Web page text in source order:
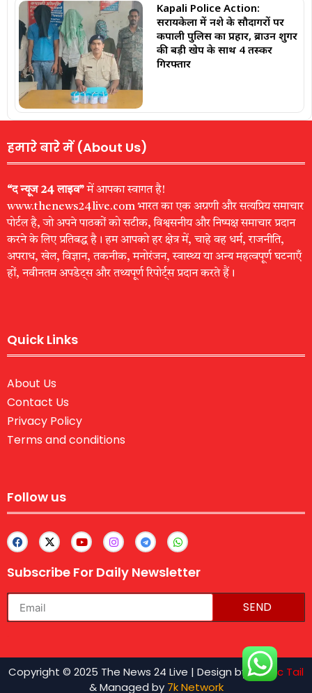
Kapali Police Action:
सरायकेला में नशे के सौदागरों पर
कपाली पुलिस का प्रहार, ब्राउन शुगर
की बड़ी खेप के साथ 4 तस्कर
गिरफ्तार
हमारे बारे में (About Us)
“द न्यूज 24 लाइव”में आपका स्वागत है!
www.thenews24live.com भारत का एक अग्रणी और सत्यप्रिय समाचार
पोर्टल है, जो अपने पाठकों को सटीक, विश्वसनीय और निष्पक्ष समाचार प्रदान
करने के लिए प्रतिबद्ध है। हम आपको हर क्षेत्र में, चाहे वह धर्म, राजनीति,
अपराध, खेल, विज्ञान, तकनीक, मनोरंजन, स्वास्थ्य या अन्य महत्वपूर्ण घटनाएँ
हों, नवीनतम अपडेट्स और तथ्यपूर्ण रिपोर्ट्स प्रदान करते हैं।
Quick Links
About Us
Contact Us
Privacy Policy
Terms and conditions
Follow us
Subscribe For Daily Newsletter
SEND
Copyright © 2025 The News 24 Live | Design byTraffic Tail
& Managed by 7k Network